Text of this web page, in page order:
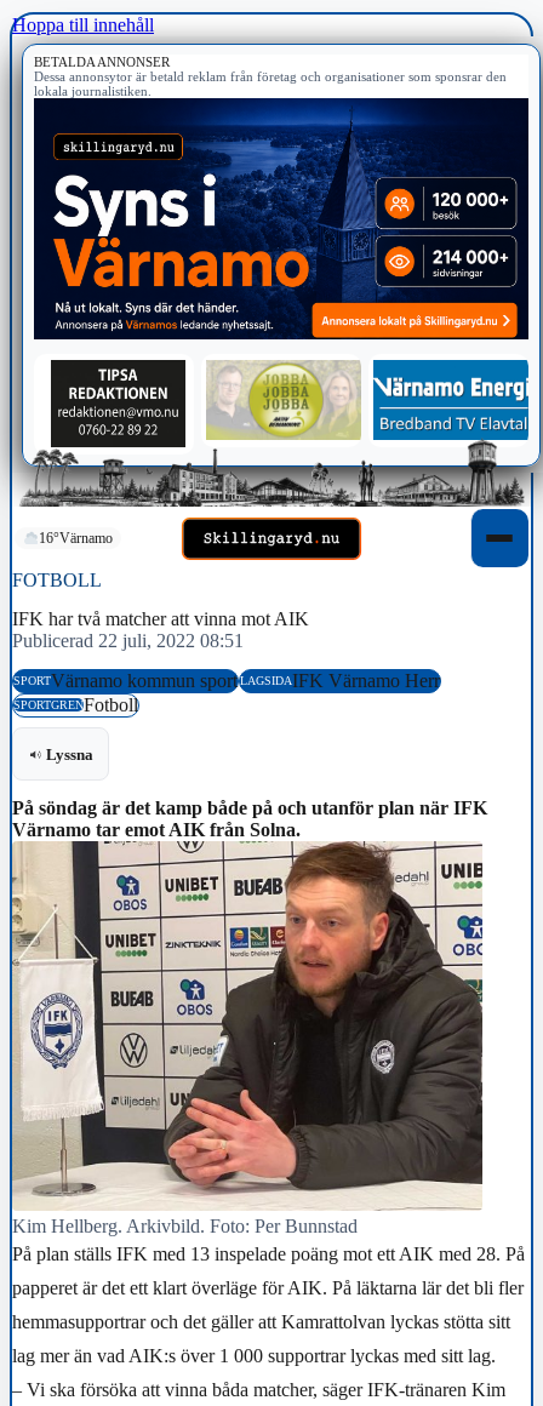
Hoppa till innehåll
BETALDA ANNONSER
Dessa annonsytor är betald reklam från företag och organisationer som sponsrar den
lokala journalistiken.
16°Värnamo
FOTBOLL
IFK har två matcher att vinna mot AIK
Publicerad 22 juli, 2022 08:51
SPORTVärnamo kommun sportLAGSIDAIFK Värnamo Herr
SPORTGRENFotboll
Lyssna
På söndag är det kamp både på och utanför plan när IFK
Värnamo tar emot AIK från Solna.
Kim Hellberg. Arkivbild. Foto: Per Bunnstad
På plan ställs IFK med 13 inspelade poäng mot ett AIK med 28. På
papperet är det ett klart överläge för AIK. På läktarna lär det bli fler
hemmasupportrar och det gäller att Kamrattolvan lyckas stötta sitt
lag mer än vad AIK:s över 1 000 supportrar lyckas med sitt lag.
– Vi ska försöka att vinna båda matcher, säger IFK-tränaren Kim